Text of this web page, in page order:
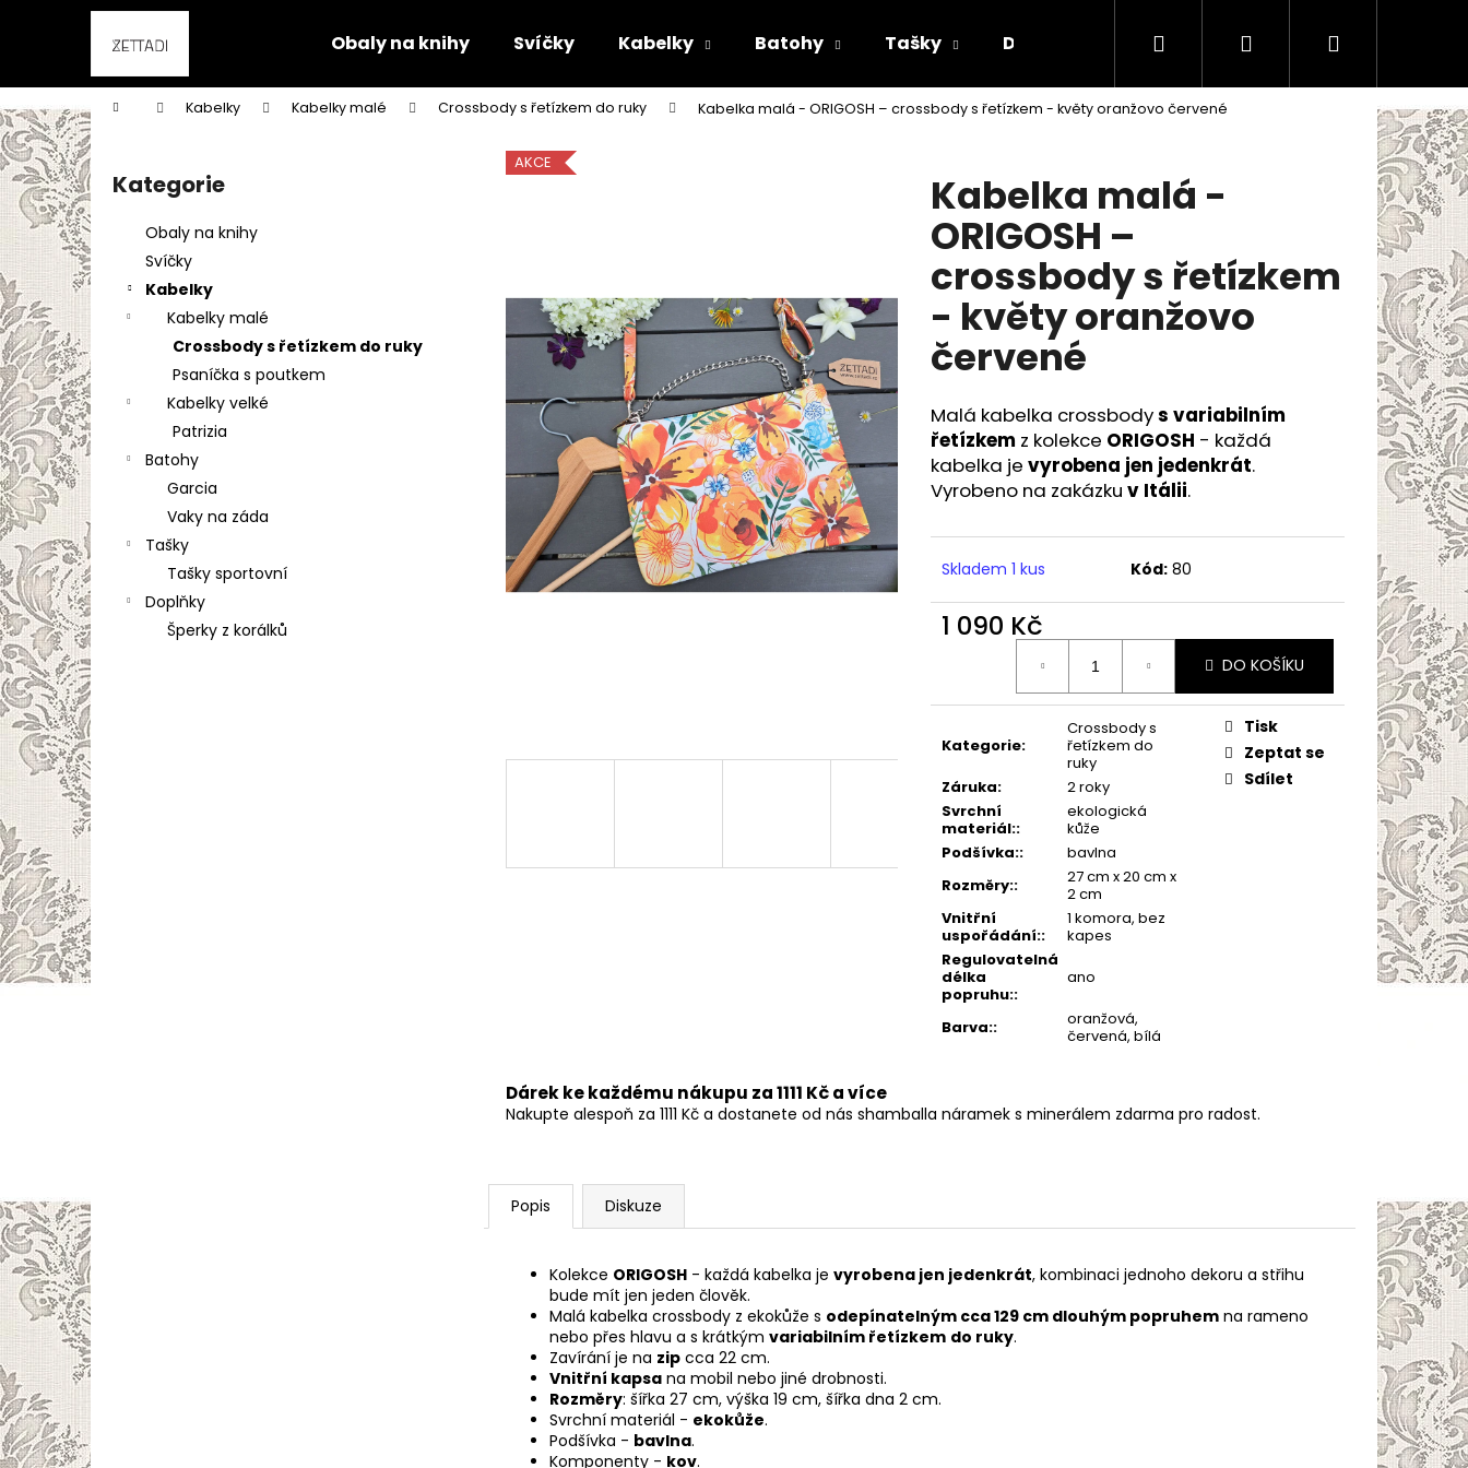
Obaly na knihy Svíčky Kabelky Batohy Tašky Doplňky Kontakty
Hledat PřihlášeníNákupní
košík
Domů Kabelky Kabelky malé Crossbody s řetízkem do ruky Kabelka malá - ORIGOSH – crossbody s řetízkem - květy oranžovo červené
P
o
s
t
r
a
í
p
a
n
Přeskočit
kategorie
Kategorie
Obaly na knihy
Svíčky
Kabelky
Kabelky malé
Crossbody s řetízkem do ruky
Psaníčka s poutkem
Kabelky velké
Patrizia
Batohy
Garcia
Vaky na záda
Tašky
Tašky sportovní
Doplňky
Šperky z korálků
Kabelka malá -
ORIGOSH –
crossbody s řetízkem
- květy oranžovo
červené
Malá kabelka crossbodys variabilním
řetízkem z kolekce ORIGOSH - každá
kabelka je vyrobena jen jedenkrát.
Vyrobeno na zakázku v Itálii.
Skladem 1 kus Kód: 80
1 090 Kč
DO KOŠÍKU
Kategorie:
Crossbody s
řetízkem do
ruky
Záruka:
2 roky
Svrchní
materiál::
ekologická
kůže
Podšívka::
bavlna
Rozměry::
27 cm x 20 cm x
2 cm
Vnitřní
uspořádání::
1 komora, bez
kapes
Regulovatelná
délka
popruhu::
ano
Barva::
oranžová,
červená, bílá
Tisk
Zeptat se
Sdílet
AKCE
Dárek ke každému nákupu za 1111 Kč a více
Nakupte alespoň za 1111 Kč a dostanete od nás shamballa náramek s minerálem zdarma pro radost.
Popis Diskuze
Kolekce ORIGOSH - každá kabelka je vyrobena jen jedenkrát, kombinaci jednoho dekoru a střihu
bude mít jen jeden člověk.
Malá kabelka crossbody z ekokůže s odepínatelným cca 129 cm dlouhým popruhem na rameno
nebo přes hlavu a s krátkým variabilním řetízkem do ruky.
Zavírání je na zip cca 22 cm.
Vnitřní kapsa na mobil nebo jiné drobnosti.
Rozměry: šířka 27 cm, výška 19 cm, šířka dna 2 cm.
Svrchní materiál - ekokůže.
Podšívka - bavlna.
Komponenty - kov.
í
k
Zpět
do
obchodu
Zpět
do
obchodu
Co potřebujete najít?
Doporučujeme